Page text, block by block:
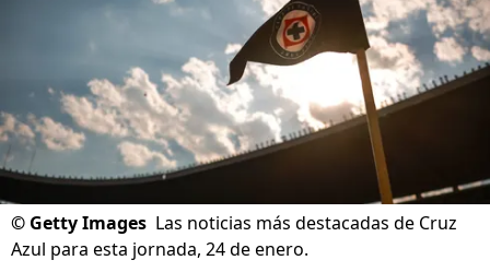
© Getty Images Las noticias más destacadas de Cruz
Azul para esta jornada, 24 de enero.